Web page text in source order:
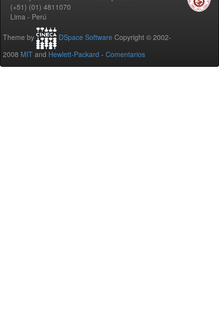
(+51) (01) 4811070
Lima - Perú
Theme by DSpace Software Copyright © 2002-
2008 MIT and Hewlett-Packard - Comentarios